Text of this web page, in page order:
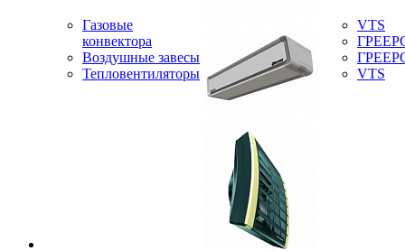
Газовые
конвектора
Воздушные завесы
Тепловентиляторы
VTS
VTS